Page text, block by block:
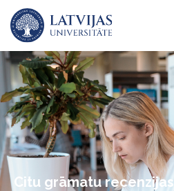
Citu grāmatu recenzijas